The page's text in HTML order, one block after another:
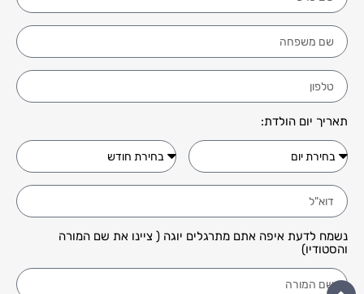
תאריך יום הולדת:
נשמח לדעת איפה אתם מתרגלים יוגה ( ציינו את שם המורה
והסטודיו)